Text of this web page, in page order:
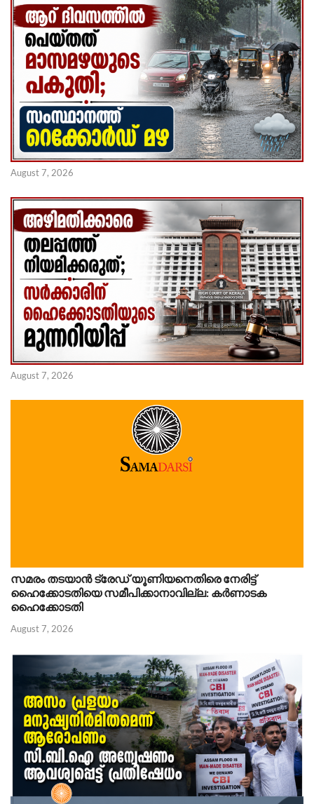
August 7, 2026
August 7, 2026
സമരം തടയാൻ ട്രേഡ് യൂണിയനെതിരെ നേരിട്ട്
ഹൈക്കോടതിയെ സമീപിക്കാനാവില്ല: കർണാടക
ഹൈക്കോടതി
August 7, 2026